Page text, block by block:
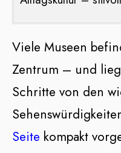
Viele Museen
Zentrum – und
Schritte von den
Seite kompakt